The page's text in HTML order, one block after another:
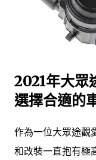
2021年大眾
選擇合適的
作為一位大眾途觀
和改裝一直抱有極